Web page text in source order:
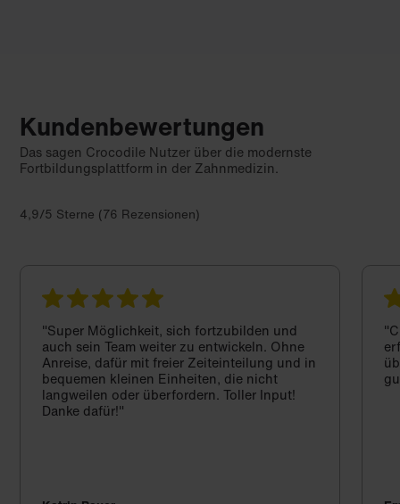
Kundenbewertungen
Das sagen Crocodile Nutzer über die modernste
Fortbildungsplattform in der Zahnmedizin.
4,9/5 Sterne (76 Rezensionen)
"Super Möglichkeit, sich fortzubilden und
auch sein Team weiter zu entwickeln. Ohne
Anreise, dafür mit freier Zeiteinteilung und in
bequemen kleinen Einheiten, die nicht
langweilen oder überfordern. Toller Input!
Danke dafür!"